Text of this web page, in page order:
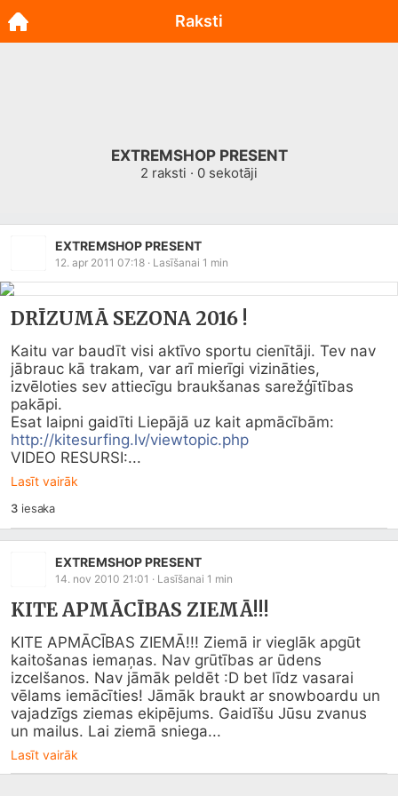
EXTREMSHOP PRESENT
2 raksti · 0 sekotāji
EXTREMSHOP PRESENT
12. apr 2011 07:18 · Lasīšanai 1 min
DRĪZUMĀ SEZONA 2016 !
Kaitu var baudīt visi aktīvo sportu cienītāji. Tev nav
jābrauc kā trakam, var arī mierīgi vizināties,
izvēloties sev attiecīgu braukšanas sarežģītības
pakāpi.
http://kitesurfing.lv/viewtopic.php
VIDEO RESURSI:...
Lasīt vairāk
3iesaka
EXTREMSHOP PRESENT
14. nov 2010 21:01 · Lasīšanai 1 min
KITE APMĀCĪBAS ZIEMĀ!!!
KITE APMĀCĪBAS ZIEMĀ!!! Ziemā ir vieglāk apgūt
kaitošanas iemaņas. Nav grūtības ar ūdens
izcelšanos. Nav jāmāk peldēt :D bet līdz vasarai
vēlams iemācīties! Jāmāk braukt ar snowboardu un
vajadzīgs ziemas ekipējums. Gaidīšu Jūsu zvanus
un mailus. Lai ziemā sniega...
Lasīt vairāk
Raksti